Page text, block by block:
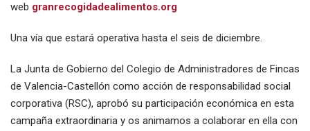
web granrecogidadealimentos.org
Una vía que estará operativa hasta el seis de diciembre.
La Junta de Gobierno del Colegio de Administradores de Fincas
de Valencia-Castellón como acción de responsabilidad social
corporativa (RSC), aprobó su participación económica en esta
campaña extraordinaria y os animamos a colaborar en ella con